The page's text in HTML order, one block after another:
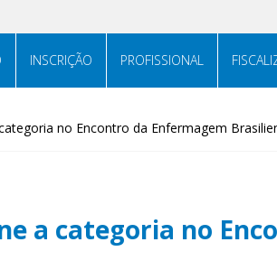
INSCRIÇÃO PROFISSIONAL
no Encontro da Enfermagem
a categoria no